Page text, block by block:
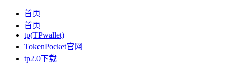
首页
首页
tp(TPwallet)
TokenPocket官网
tp2.0下载